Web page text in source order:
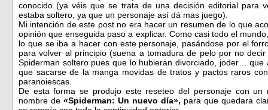
conocido (ya véis que se trata de una decisión editorial para
estaba soltero, ya que un personaje así dá mas juego).
Mi intención de este post no era hacer un resumen de lo que
opinión que enseguida paso a explicar. Como casi todo el
lo que se iba a hacer con este personaje, pasándose por el
para volver al principio (suena a tomadura de pelo por no
Spiderman soltero pues que lo hubieran divorciado, joder…
que sacarse de la manga movidas de tratos y pactos raros
paranoiescas.
De esta forma se produjo este reseteo del personaje con un
nombre de «Spiderman: Un nuevo día», para que quedara